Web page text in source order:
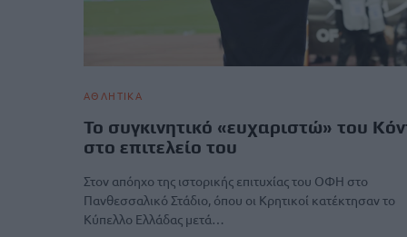
ΑΘΛΗΤΙΚΑ
Το συγκινητικό «ευχαριστώ» του
στο επιτελείο του
Στον απόηχο της ιστορικής επιτυχίας του ΟΦΗ στο
Πανθεσσαλικό Στάδιο, όπου οι Κρητικοί κατέκτησαν το
Κύπελλο Ελλάδας μετά…